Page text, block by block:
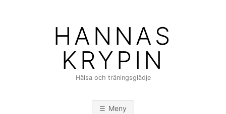
HANNAS
KRYPIN
Hälsa och träningsglädje
Meny